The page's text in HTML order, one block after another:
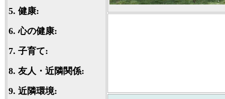
5. 健康:
6.心の健康:
7. 子育て:
8. 友人・近隣関係:
9. 近隣環境: